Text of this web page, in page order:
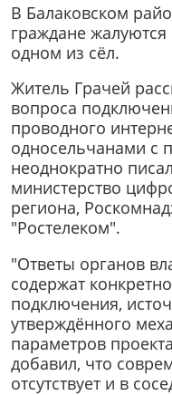
В Балаковском
граждане жалуются
одном из сёл.
Житель Грачей
вопроса
проводного
односельчанами с
неоднократно
министерство
региона,
"Ростелеком".
"Ответы органов
содержат
подключения,
утверждённого
параметров
добавил, что
отсутствует и в